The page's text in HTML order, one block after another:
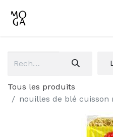
Tous les produits
nouilles de blé cuisson